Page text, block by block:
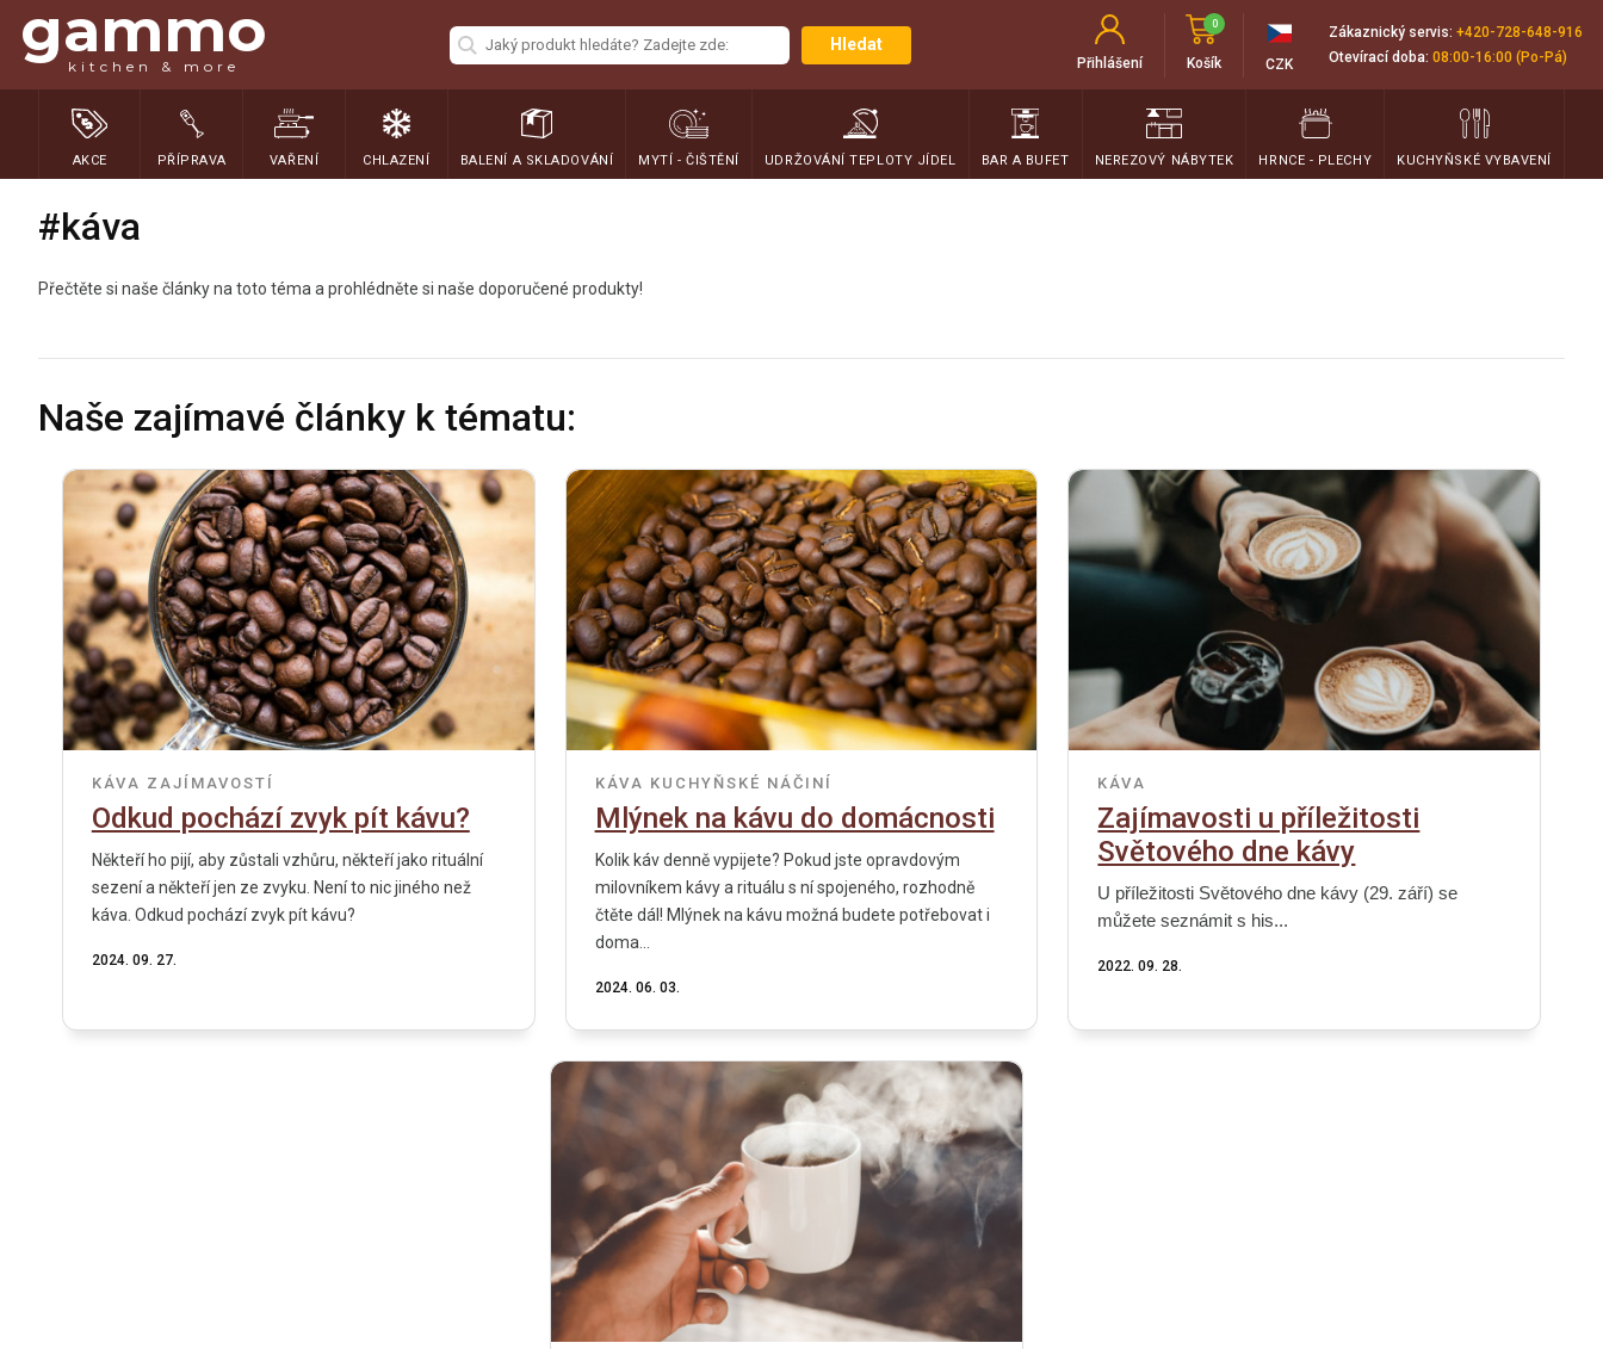
gammo
kitchen & more
Hledat
Přihlášení Košík
0
CZK
Zákaznický servis: +420-728-648-916
Otevírací doba: 08:00-16:00 (Po-Pá)
AKCE PŘÍPRAVA VAŘENÍ CHLAZENÍ BALENÍ A SKLADOVÁNÍ MYTÍ - ČIŠTĚNÍ UDRŽOVÁNÍ TEPLOTY JÍDEL BAR A BUFET NEREZOVÝ NÁBYTEK HRNCE - PLECHY KUCHYŇSKÉ VYBAVENÍ
#káva
Přečtěte si naše články na toto téma a prohlédněte si naše doporučené produkty!
Naše zajímavé články k tématu:
KÁVA ZAJÍMAVOSTÍ
Odkud pochází zvyk pít kávu?
Někteří ho pijí, aby zůstali vzhůru, někteří jako rituální
sezení a někteří jen ze zvyku. Není to nic jiného než
káva. Odkud pochází zvyk pít kávu?
2024. 09. 27.
KÁVA KUCHYŇSKÉ NÁČINÍ
Mlýnek na kávu do domácnosti
Kolik káv denně vypijete? Pokud jste opravdovým
milovníkem kávy a rituálu s ní spojeného, ​​rozhodně
čtěte dál! Mlýnek na kávu možná budete potřebovat i
doma...
2024. 06. 03.
KÁVA
Zajímavosti u příležitosti
Světového dne kávy
U příležitosti Světového dne kávy (29. září) se
můžete seznámit s his...
2022. 09. 28.